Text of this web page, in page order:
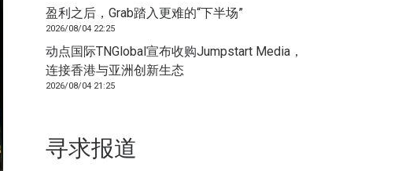
盈利之后，Grab踏入更难的“下半场”
2026/08/04 22:25
动点国际TNGlobal宣布收购Jumpstart Media，
连接香港与亚洲创新生态
2026/08/04 21:25
寻求报道